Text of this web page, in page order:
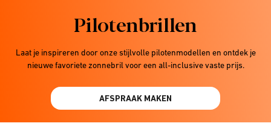
Pilotenbrillen
Laat je inspireren door onze stijlvolle pilotenmodellen en ontdek je
nieuwe favoriete zonnebril voor een all-inclusive vaste prijs.
AFSPRAAK MAKEN